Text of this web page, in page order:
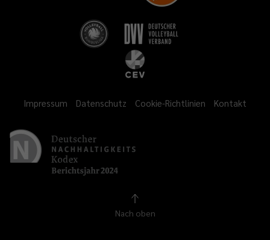
Impressum Datenschutz Cookie-Richtlinien Kontakt
Nach oben